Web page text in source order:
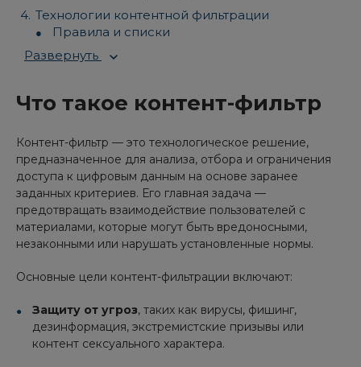
Технологии контентной фильтрации
Правила и списки
Развернуть
Что такое контент-фильтр
Контент-фильтр — это технологическое решение,
предназначенное для анализа, отбора и ограничения
доступа к цифровым данным на основе заранее
заданных критериев. Его главная задача —
предотвращать взаимодействие пользователей с
материалами, которые могут быть вредоносными,
незаконными или нарушать установленные нормы.
Основные цели контент-фильтрации включают:
Защиту от угроз, таких как вирусы, фишинг,
дезинформация, экстремистские призывы или
контент сексуального характера.